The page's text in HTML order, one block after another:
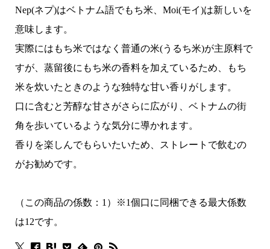
Nep(ネプ)はベトナム語でもち米、Moi(モイ)は新しいを
意味します。
実際にはもち米ではなく普通の米(うるち米)が主原料で
すが、蒸留後にもち米の香料を加えているため、もち
米を炊いたときのような独特な甘い香りがします。
口に含むと芳醇な甘さがさらに広がり、ベトナムの街
角を歩いているような気分に導かれます。
香りを楽しんでもらいたいため、ストレートで飲むの
がお勧めです。
（この商品の係数：1）※1個口に同梱できる最大係数
は12です。